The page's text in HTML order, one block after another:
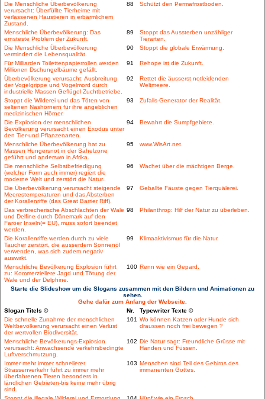
Die Menschliche Überbevölkerung
verursacht: Überfüllte Tierheime mit
verlassenen Haustieren in erbärmlichem
Zustand.
88 Schützt den Permafrostboden.
Menschliche Überbevölkerung: Das
ernsteste Problem der Zukunft.
89
Stoppt das Aussterben unzähliger
Tierarten.
Die Menschliche Überbevölkerung
vermindert die Lebensqualität.
90 Stoppt die globale Erwärmung.
Für Milliarden Toilettenpapierrollen werden
Millionen Dschungelbäume gefällt.
91 Rehope ist die Zukunft.
Überbevölkerung verursacht: Ausbreitung
der Vogelgrippe und Vogelmord durch
industrielle Massen Geflügel Zuchtbetriebe.
92
Rettet die äusserst notleidenden
Weltmeere.
Stoppt die Wilderei und das Töten von
seltenen Nashörnern für ihre angeblichen
medizinischen Hörner.
93 Zufalls-Generator der Realität.
Die Explosion der menschlichen
Bevölkerung verursacht einen Exodus unter
den Tier-und Pflanzenarten.
94 Bewahrt die Sumpfgebiete.
Menschliche Überbevölkerung hat zu
Massen Hungersnot in der Sahelzone
geführt und anderswo in Afrika.
95 www.WisArt.net.
Die menschliche Selbstbefriedigung
(welcher Form auch immer) regiert die
moderne Welt und zerstört die Natur..
96 Wachet über die mächtigen Berge.
Die Überbevölkerung verursacht steigende
Meerestemperaturen und das Absterben
der Korallenriffe (das Great Barrier Riff).
97 Geballte Fäuste gegen Tierquälerei.
Das verbrecherische Abschlachten der Wale
und Delfine durch Dänemark auf den
Faröer Inseln(= EU), muss sofort beendet
werden.
98 Philanthrop: Hilf der Natur zu überleben.
Die Korallenriffe werden durch zu viele
Taucher zerstört, die ausserdem Sonnenöl
verwenden, was sich zudem negativ
auswirkt.
99 Klimaaktivismus für die Natur.
Menschliche Bevölkerung Explosion führt
zu: Kommerziellere Jagd und Tötung der
Wale und der Delphine.
100 Renn wie ein Gepard.
Starte die Slideshow um die Slogans zusammen mit den Bildern und Animationen zu
sehen.
Gehe dafür zum Anfang der Webseite.
Slogan Titels ©
Nr.
Typewriter Texte ©
Die schnelle Zunahme der menschlichen
Weltbevölkerung verursacht einen Verlust
der wertvollen Biodiversität.
101 Wo können Katzen oder Hunde sich
draussen noch frei bewegen ?
Menschliche Bevölkerungs-Explosion
verursacht: Anwachsende verkehrsbedingte
Luftverschmutzung.
102 Die Natur sagt: Freundliche Grüsse mit
Händen und Füssen.
Immer mehr immer schnellerer
Strassenverkehr führt zu immer mehr
überfahrenen Tieren besonders in
ländlichen Gebieten-bis keine mehr übrig
sind.
103 Menschen sind Teil des Gehirns des
immanenten Gottes.